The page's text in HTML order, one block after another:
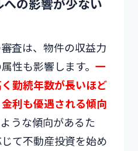
の影響が少ない
査は、物件の収益力
性も影響します。 一
勤続年数が長いほど
利も優遇される傾向
うな傾向があるた
て不動産投資を始め